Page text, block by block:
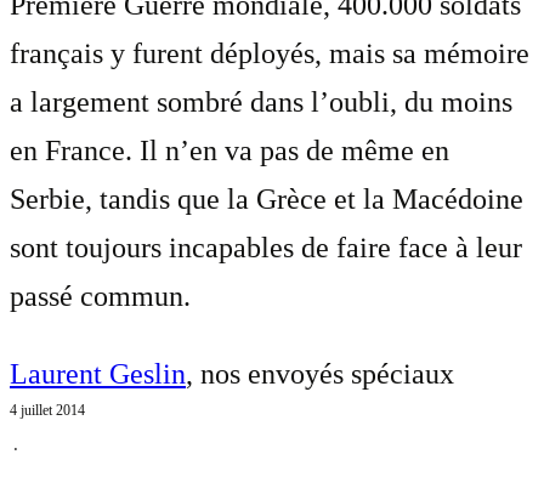
français y furent déployés, mais sa mémoire
a largement sombré dans l’oubli, du moins
en France. Il n’en va pas de même en
Serbie, tandis que la Grèce et la Macédoine
sont toujours incapables de faire face à leur
passé commun.
Laurent Geslin, nos envoyés spéciaux
4 juillet 2014
⋅